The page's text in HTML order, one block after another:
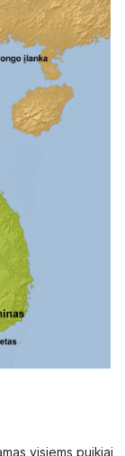
visiems puikiai